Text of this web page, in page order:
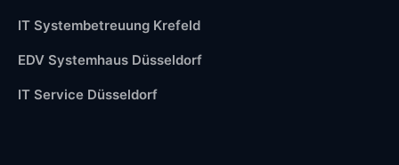
IT Systembetreuung Krefeld
EDV Systemhaus Düsseldorf
IT Service Düsseldorf